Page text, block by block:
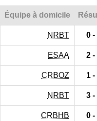
Équipe à domicile
NRBT 0 -
ESAA 2 -
CRBOZ 1 -
NRBT 3 -
CRBHB 0 -